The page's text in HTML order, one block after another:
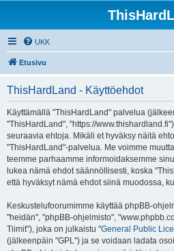
UKK
Etusivu
ThisHardLand - Käyttöehdot
Käyttämällä "ThisHardLand" palvelua
"ThisHardLand", "https://
seuraavia ehtoja. Mikäli et hyväksy näitä
"ThisHardLand"-palvelua. Me voimme
teemme parhaamme informoidaksemme
lukea nämä ehdot säännöllisesti, koska
että hyväksyt nämä ehdot siinä muodossa,
Keskustelufoorumimme käyttää phpBB-
"heidän", "phpBB-ohjelmisto",
Tiimit"), joka on julkaistu "General Public
(jälkeenpäin "GPL") ja se voidaan ladata